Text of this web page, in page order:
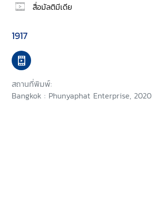
สื่อมัลติมีเดีย
1917
สถานที่พิมพ์:
Bangkok : Phunyaphat Enterprise, 2020